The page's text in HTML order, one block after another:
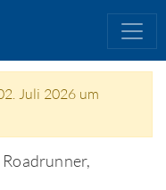
Juli 2026 um